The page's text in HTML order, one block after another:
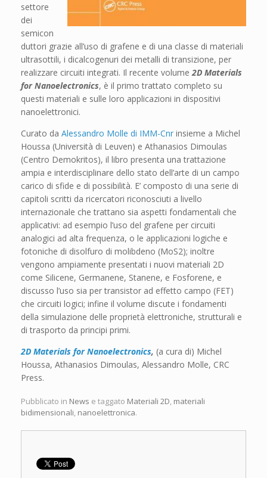
settore
dei
semicon
duttori grazie all’uso di grafene e di una classe di materiali
ultrasottili, i dicalcogenuri dei metalli di transizione, per
realizzare circuiti integrati. Il recente volume 2D Materials
for Nanoelectronics, è il primo trattato completo su
questi materiali e sulle loro applicazioni in dispositivi
nanoelettronici.
Curato da Alessandro Molle di IMM-Cnr insieme a Michel
Houssa (Università di Leuven) e Athanasios Dimoulas
(Centro Demokritos), il libro presenta una trattazione
ampia e interdisciplinare dello stato dell’arte di un campo
carico di sfide e di possibilità. E’ composto di una serie di
capitoli scritti da ricercatori riconosciuti a livello
internazionale che trattano sia aspetti fondamentali che
applicativi: ad esempio l’uso del grafene per circuiti
analogici ad alta frequenza, o le applicazioni logiche e
fotoniche di disolfuro di molibdeno (MoS2); inoltre
vengono ampiamente presentati i nuovi materiali 2D
come Silicene, Germanene, Stanene, e Fosforene, e
discusso l’uso sia per transistor ad effetto campo (FET)
che circuiti logici; infine il volume discute i fondamenti
della simulazione delle proprietà elettroniche, strutturali e
di trasporto da principi primi.
2D Materials for Nanoelectronics, (a cura di) Michel
Houssa, Athanasios Dimoulas, Alessandro Molle, CRC
Press.
Pubblicato in News e taggato Materiali 2D, materiali
bidimensionali, nanoelettronica.